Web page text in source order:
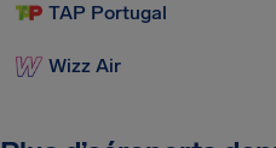
TAP Portugal
Wizz Air